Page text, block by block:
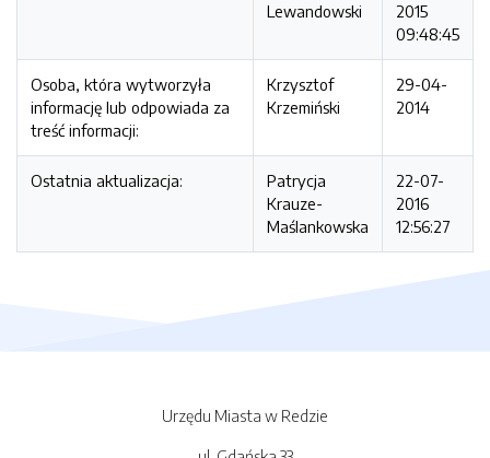
Lewandowski
2015
09:48:45
Osoba, która wytworzyła
informację lub odpowiada za
treść informacji:
Krzysztof
Krzemiński
29-04-
2014
Ostatnia aktualizacja:
Patrycja
Krauze-
Maślankowska
22-07-
2016
12:56:27
Urzędu Miasta w Redzie